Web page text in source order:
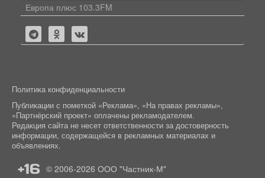
Европа плюс 103.3FM
Политика конфиденциальности
Публикации с пометкой «Реклама», «На правах рекламы»,
«Партнёрский проект» оплачены рекламодателем.
Редакция сайта не несет ответственности за достоверность
информации, содержащейся в рекламных материалах и
объявлениях.
+16 © 2006-2026 ООО "Частник-М"